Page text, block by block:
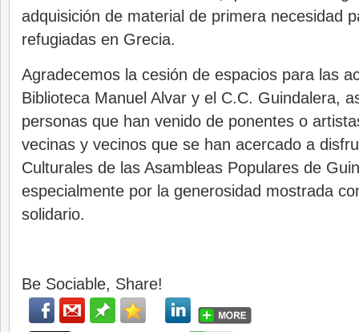
adquisición de material de primera necesidad
refugiadas en Grecia.
Agradecemos la cesión de espacios para las
Biblioteca Manuel Alvar y el C.C. Guindalera,
personas que han venido de ponentes o
vecinas y vecinos que se han acercado a
Culturales de las Asambleas Populares de
especialmente por la generosidad mostrada
solidario.
Be Sociable, Share!